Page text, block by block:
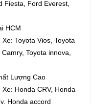
Fiesta, Ford Everest,
HCM
Toyota Vios, Toyota
Toyota innova,
Lượng Cao
Honda CRV, Honda
Honda accord